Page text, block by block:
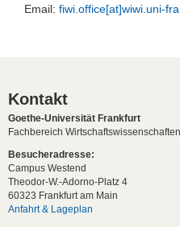
Email: fiwi.office[at]wiwi.uni-
Kontakt
Goethe-Universität Frankfurt
Fachbereich Wirtschaftswissenschaften
Besucheradresse:
Campus Westend
Theodor-W.-Adorno-Platz 4
60323 Frankfurt am Main
Anfahrt & Lageplan